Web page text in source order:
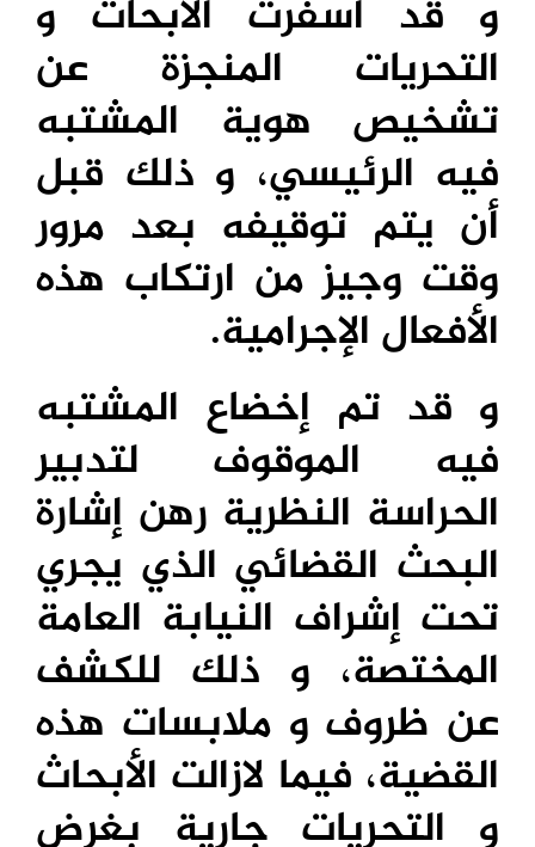
و قد أسفرت الأبحاث و
التحريات المنجزة عن
تشخيص هوية المشتبه
فيه الرئيسي، و ذلك قبل
أن يتم توقيفه بعد مرور
وقت وجيز من ارتكاب هذه
الأفعال الإجرامية.
و قد تم إخضاع المشتبه
فيه الموقوف لتدبير
الحراسة النظرية رهن إشارة
البحث القضائي الذي يجري
تحت إشراف النيابة العامة
المختصة، و ذلك للكشف
عن ظروف و ملابسات هذه
القضية، فيما لازالت الأبحاث
و التحريات جارية بغرض